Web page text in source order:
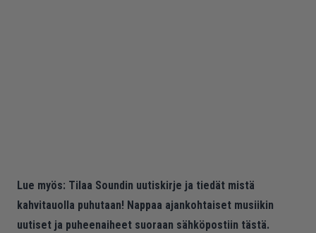
Lue myös: Tilaa Soundin uutiskirje ja tiedät mistä
kahvitauolla puhutaan! Nappaa ajankohtaiset musiikin
uutiset ja puheenaiheet suoraan sähköpostiin tästä.